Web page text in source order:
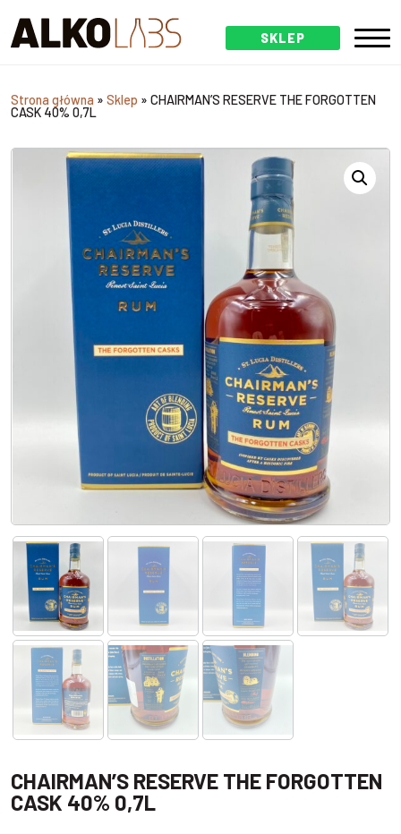
SKLEP
Strona główna » Sklep » CHAIRMAN’S RESERVE THE FORGOTTEN
CASK 40% 0,7L
CHAIRMAN’S RESERVE THE FORGOTTEN
CASK 40% 0,7L